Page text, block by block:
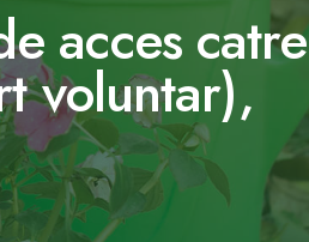
acces catre
voluntar),